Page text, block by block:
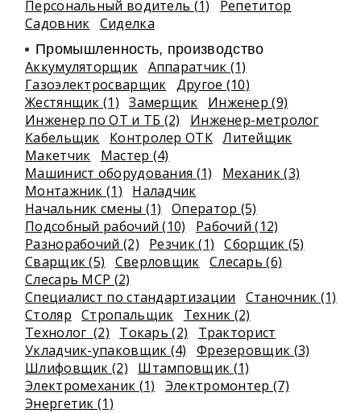
Персональный водитель (1)
Репетитор
Садовник Сиделка
Промышленность, производство
Аккумуляторщик Аппаратчик (1)
Газоэлектросварщик Другое (10)
Жестянщик (1)
Замерщик
Инженер (9)
Инженер по ОТ и ТБ (2)
Инженер-метролог
Кабельщик
Контролер ОТК Литейщик
Макетчик
Мастер (4)
Машинист оборудования (1)
Механик (3)
Монтажник (1)
Наладчик
Начальник смены (1)
Оператор (5)
Подсобный рабочий (10)
Рабочий (12)
Разнорабочий (2)
Резчик (1)
Сборщик (5)
Сварщик (5)
Сверловщик Слесарь (6)
Слесарь МСР (2)
Специалист по стандартизации
Станочник (1)
Столяр Стропальщик
Техник (2)
Технолог (2)
Токарь (2)
Тракторист
Укладчик-упаковщик (4)
Фрезеровщик (3)
Шлифовщик (2)
Штамповщик (1)
Электромеханик (1)
Электромонтер (7)
Энергетик (1)